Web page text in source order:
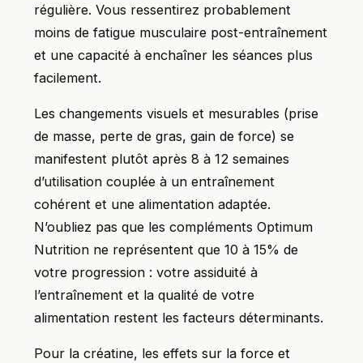
régulière. Vous ressentirez probablement
moins de fatigue musculaire post-entraînement
et une capacité à enchaîner les séances plus
facilement.
Les changements visuels et mesurables (prise
de masse, perte de gras, gain de force) se
manifestent plutôt après 8 à 12 semaines
d’utilisation couplée à un entraînement
cohérent et une alimentation adaptée.
N’oubliez pas que les compléments Optimum
Nutrition ne représentent que 10 à 15% de
votre progression : votre assiduité à
l’entraînement et la qualité de votre
alimentation restent les facteurs déterminants.
Pour la créatine, les effets sur la force et